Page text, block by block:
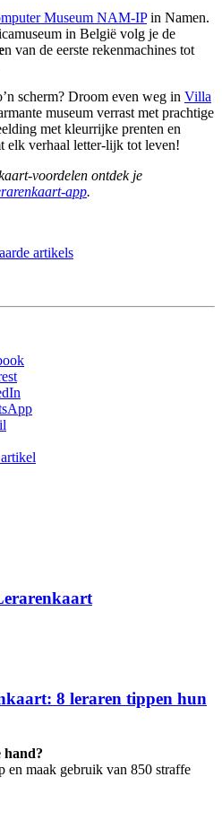
Museum NAM-IPin Namen.
in België volg je de
n van de eerste rekenmachines tot
scherm? Droom even weg in Villa
museum verrast met prachtige
met kleurrijke prenten en
elk verhaal letter-lijk tot leven!
voordelen ontdek je
app.
artikels
8 leraren tippen hun
en maak gebruik van 850 straffe